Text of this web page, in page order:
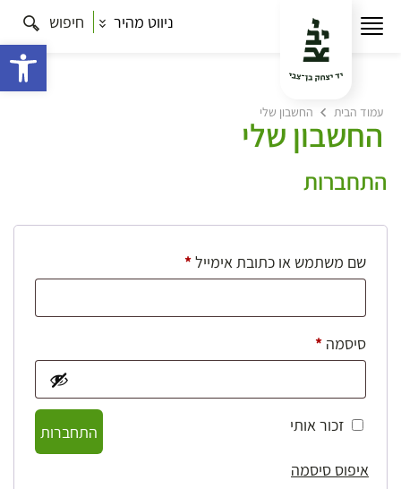
ניווט מהיר חיפוש
עמוד הבית החשבון שלי
החשבון שלי
התחברות
שם משתמש או כתובת אימייל*חובה
סיסמה *חובה
זכור אותי
התחברות
איפוס סיסמה